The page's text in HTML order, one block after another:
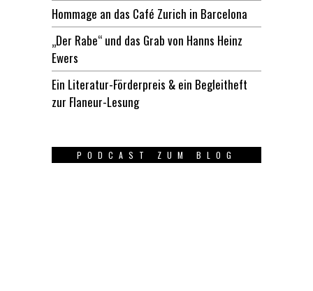
Hommage an das Café Zurich in Barcelona
„Der Rabe“ und das Grab von Hanns Heinz
Ewers
Ein Literatur-Förderpreis & ein Begleitheft
zur Flaneur-Lesung
PODCAST ZUM BLOG